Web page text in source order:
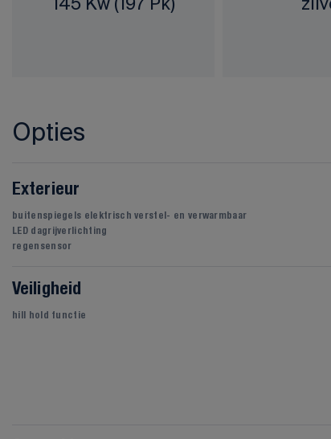
Opties
Exterieur
buitenspiegels elektrisch verstel- en verwarmbaar
LED dagrijverlichting
regensensor
Veiligheid
hill hold functie